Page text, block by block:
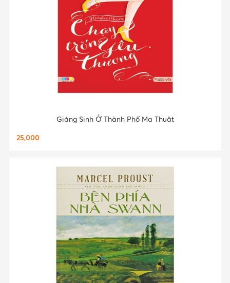
Giáng Sinh Ở Thành Phố Ma Thuật
25,000